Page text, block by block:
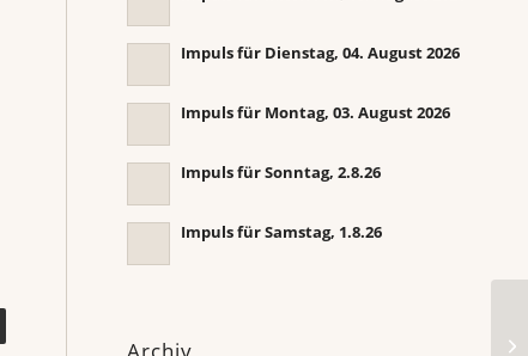
Impuls für Dienstag, 04. August 2026
Impuls für Montag, 03. August 2026
Impuls für Sonntag, 2.8.26
Impuls für Samstag, 1.8.26